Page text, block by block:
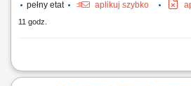
pełny etat
aplikuj szybko
11 godz.
Zakres obowiązków: Montaż i modernizacja